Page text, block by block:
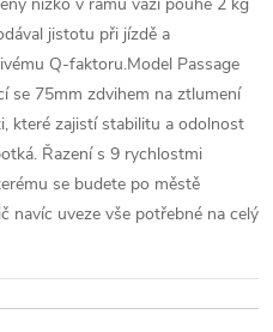
jistotu při jízdě a
Q-faktoru.Model Passage
se 75mm zdvihem na ztlumení
které zajistí stabilitu a odolnost
Řazení s 9 rychlostmi
se budete po městě
navíc uveze vše potřebné na celý